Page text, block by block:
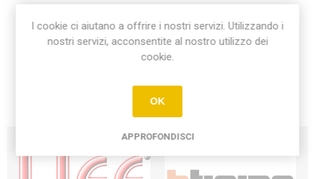
Etichetta del prodotto
placca matix 6 moduli
I cookie ci aiutano a offrire i nostri servizi. Utilizzando i
nostri servizi, acconsentite al nostro utilizzo dei
cookie.
OK
APPROFONDISCI